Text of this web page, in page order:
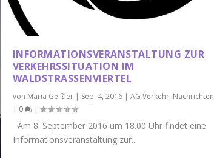
INFORMATIONSVERANSTALTUNG ZUR
VERKEHRSSITUATION IM
WALDSTRASSENVIERTEL
von Maria Geißler| Sep. 4, 2016| AG Verkehr, Nachrichten
| 0 |
Am 8. September 2016 um 18.00 Uhr findet eine
Informationsveranstaltung zur...